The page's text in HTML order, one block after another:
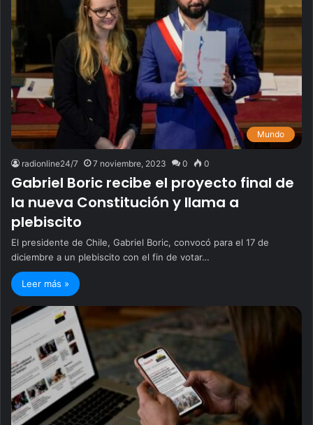
Mundo
radionline24/7 7 noviembre, 2023 0 0
Gabriel Boric recibe el proyecto final de
la nueva Constitución y llama a
plebiscito
El presidente de Chile, Gabriel Boric, convocó para el 17 de
diciembre a un plebiscito con el fin de votar…
Leer más »